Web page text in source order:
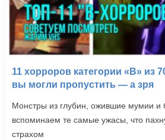
11 хорроров категории «B» из
вы могли пропустить — а зря
Монстры из глубин, ожившие мумии
вспоминаем те самые ужасы, что
страхом